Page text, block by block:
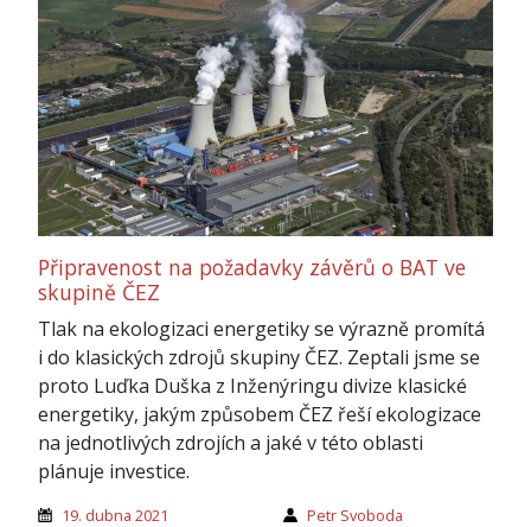
Připravenost na požadavky závěrů o BAT ve
skupině ČEZ
Tlak na ekologizaci energetiky se výrazně promítá
i do klasických zdrojů skupiny ČEZ. Zeptali jsme se
proto Luďka Duška z Inženýringu divize klasické
energetiky, jakým způsobem ČEZ řeší ekologizace
na jednotlivých zdrojích a jaké v této oblasti
plánuje investice.
19. dubna 2021 Petr Svoboda